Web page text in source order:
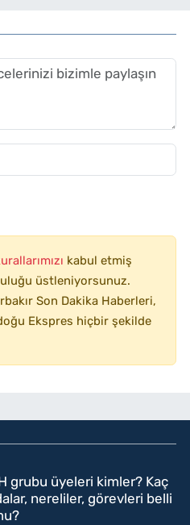
kabul etmiş
üstleniyorsunuz.
Son Dakika Haberleri,
Ekspres hiçbir şekilde
grubu üyeleri kimler? Kaç
nereliler, görevleri belli